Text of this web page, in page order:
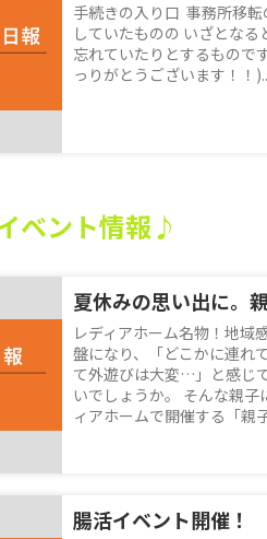
手続きの入り口 事務所移
していたものの いざとな
忘れていたりとするもので
っりがとうございます！！
ベント情報♪
レディアホーム名物！地域
盤になり、「どこかに連れ
て外遊びは大変…」と感じ
いでしょうか。 そんな親
ィアホームで開催する「親
腸活イベント開催！